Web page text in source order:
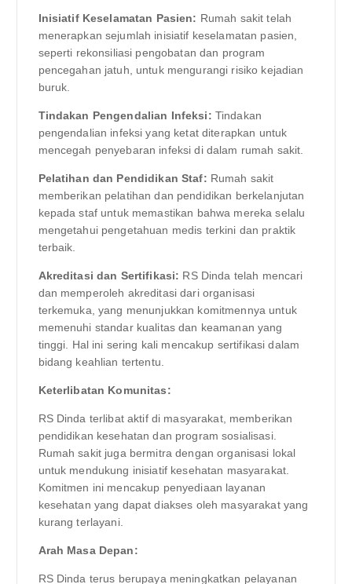
Inisiatif Keselamatan Pasien: Rumah sakit telah
menerapkan sejumlah inisiatif keselamatan pasien,
seperti rekonsiliasi pengobatan dan program
pencegahan jatuh, untuk mengurangi risiko kejadian
buruk.
Tindakan Pengendalian Infeksi: Tindakan
pengendalian infeksi yang ketat diterapkan untuk
mencegah penyebaran infeksi di dalam rumah sakit.
Pelatihan dan Pendidikan Staf: Rumah sakit
memberikan pelatihan dan pendidikan berkelanjutan
kepada staf untuk memastikan bahwa mereka selalu
mengetahui pengetahuan medis terkini dan praktik
terbaik.
Akreditasi dan Sertifikasi: RS Dinda telah mencari
dan memperoleh akreditasi dari organisasi
terkemuka, yang menunjukkan komitmennya untuk
memenuhi standar kualitas dan keamanan yang
tinggi. Hal ini sering kali mencakup sertifikasi dalam
bidang keahlian tertentu.
Keterlibatan Komunitas:
RS Dinda terlibat aktif di masyarakat, memberikan
pendidikan kesehatan dan program sosialisasi.
Rumah sakit juga bermitra dengan organisasi lokal
untuk mendukung inisiatif kesehatan masyarakat.
Komitmen ini mencakup penyediaan layanan
kesehatan yang dapat diakses oleh masyarakat yang
kurang terlayani.
Arah Masa Depan:
RS Dinda terus berupaya meningkatkan pelayanan